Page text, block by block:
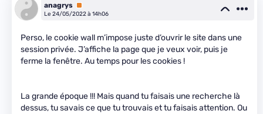
anagrys Premium
Le 24/05/2022 à 14h06
Perso, le cookie wall m’impose juste d’ouvrir le site dans une
session privée. J’affiche la page que je veux voir, puis je
ferme la fenêtre. Au temps pour les cookies !
La grande époque !!! Mais quand tu faisais une recherche là
dessus, tu savais ce que tu trouvais et tu faisais attention. Ou